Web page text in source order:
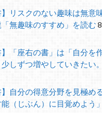
】リスクのない趣味は無意
無趣味のすすめ」を読む
】「座右の書」は「自分を
しずつ増やしていきたい。
】自分の得意分野を見極め
（じぶん）に目覚めよう」